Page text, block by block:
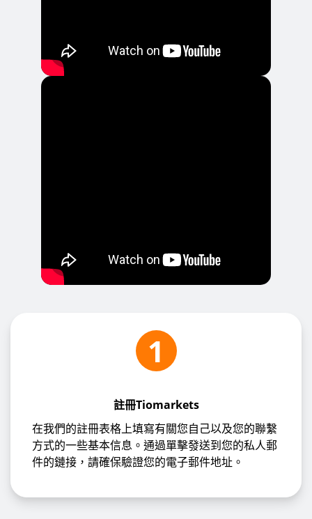
1
註冊Tiomarkets
在我們的註冊表格上填寫有關您自己以及您的聯繫
方式的一些基本信息。通過單擊發送到您的私人郵
件的鏈接，請確保驗證您的電子郵件地址。